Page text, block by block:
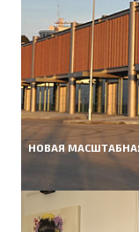
НОВАЯ